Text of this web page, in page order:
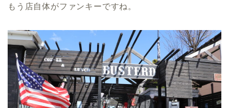
もう店自体がファンキーですね。